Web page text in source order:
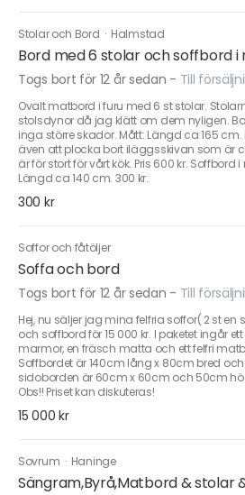
Stolar och Bord · Halmstad
Bord med 6 stolar och soffbord
Togs bort för 12 år sedan - Till
Ovalt matbord i furu med 6 st stolar.
stolsdynor då jag klätt om dem nyligen.
inga större skador. Mått: Längd ca 165 cm.
även att plocka bort iläggsskivan som är
är för stort för vårt kök. Pris 600 kr.
Längd ca 140 cm. 300 kr.
300 kr
Soffor och fåtöljer
Soffa och bord
Togs bort för 12 år sedan - Till
Hej, nu säljer jag mina felfria soffor( 2 st en
och soffbord för 15 000 kr. I paketet ingår
marmor, en fräsch matta och ett felfri
Soffbordet är 140cm lång x 80cm bred
sidoborden är 60cm x 60cm och 50cm
Obs!! Priset kan diskuteras!
15 000 kr
Sovrum · Haninge
Sängram,Byrå,Matbord & stolar